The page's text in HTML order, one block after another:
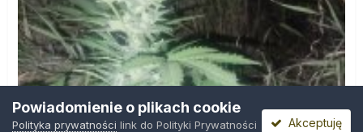
Powiadomienie o plikach cookie
Polityka prywatności link do Polityki Prywatności
Akceptuję